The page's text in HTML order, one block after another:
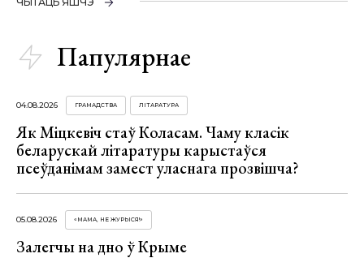
Папулярнае
04.08.2026 ГРАМАДСТВА ЛІТАРАТУРА
Як Міцкевіч стаў Коласам. Чаму класік
беларускай літаратуры карыстаўся
псеўданімам замест уласнага прозвішча?
05.08.2026 «МАМА, НЕ ЖУРЫСЯ!»
Залегчы на дно ў Крыме